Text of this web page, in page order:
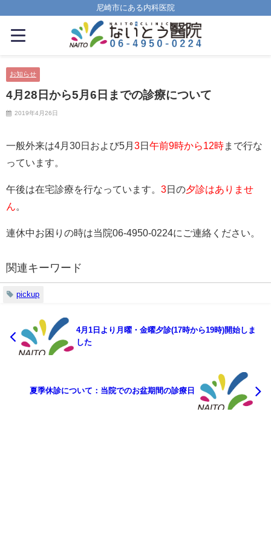
尼崎市にある内科医院
お知らせ
4月28日から5月6日までの診療について
2019年4月26日
一般外来は4月30日および5月 3日 午前9時から12時まで行な
っています。
午後は在宅診療を行なっています。 3日の夕診はありませ
ん。
連休中お困りの時は当院06-4950-0224にご連絡ください。
関連キーワード
pickup
4月1日より月曜・金曜夕診(17時から19時)開始しま
した
夏季休診について：当院でのお盆期間の診療日